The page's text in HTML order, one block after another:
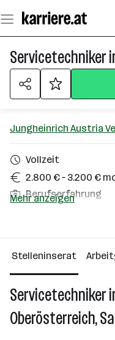
Seiteninhalt
springen
Servicetechniker
Jungheinrich Austria
Vollzeit
2.800 € – 3.200 €
Berufserfahrung
Über das Unternehmen
101 - 500
Wien
Mehr anzeigen
Stelleninserat
Servicetechniker
Oberösterreich,